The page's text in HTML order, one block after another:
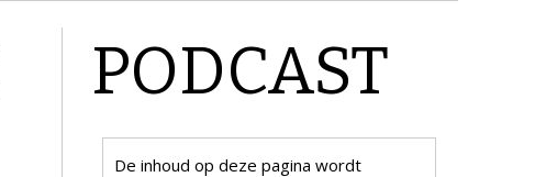
PODCAST
De inhoud op deze pagina wordt